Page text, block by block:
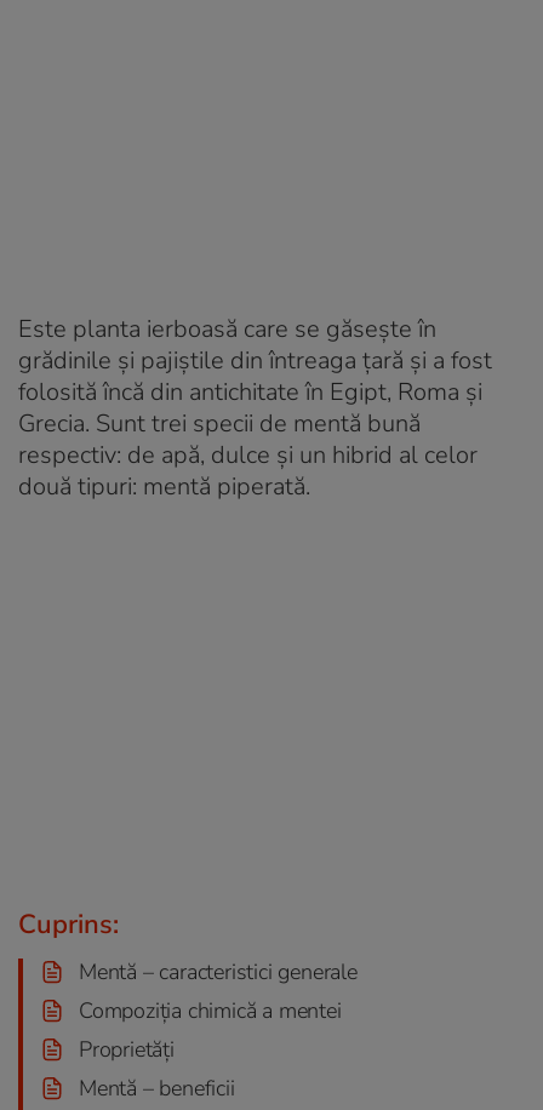
Este planta ierboasă care se găsește în
grădinile și pajiștile din întreaga țară și a fost
folosită încă din antichitate în Egipt, Roma și
Grecia. Sunt trei specii de mentă bună
respectiv: de apă, dulce și un hibrid al celor
două tipuri: mentă piperată.
Cuprins:
Mentă – caracteristici generale
Compoziția chimică a mentei
Proprietăți
Mentă – beneficii